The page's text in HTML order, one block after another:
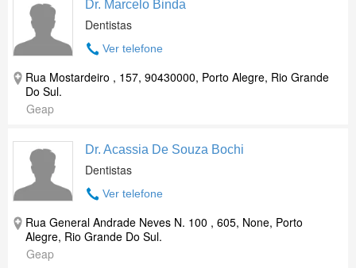
Dr. Marcelo Binda
Dentistas
Ver telefone
Rua Mostardeiro , 157, 90430000, Porto Alegre, Rio Grande
Do Sul.
Geap
Dr. Acassia De Souza Bochi
Dentistas
Ver telefone
Rua General Andrade Neves N. 100 , 605, None, Porto
Alegre, Rio Grande Do Sul.
Geap